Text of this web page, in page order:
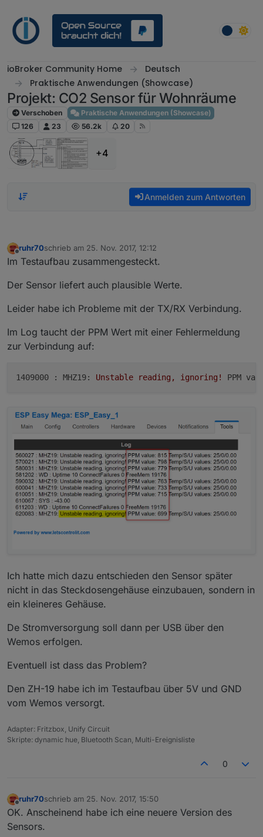
ioBroker Community Home
Deutsch
Praktische Anwendungen (Showcase)
Projekt: CO2 Sensor für Wohnräume
Verschoben
Praktische Anwendungen (Showcase)
126
23 56.2k 20
+4
Anmelden zum Antworten
Offline
ruhr70schrieb am 25. Nov. 2017, 12:12
zuletzt editiert von
Im Testaufbau zusammengesteckt.
Der Sensor liefert auch plausible Werte.
Leider habe ich Probleme mit der TX/RX Verbindung.
Im Log taucht der PPM Wert mit einer Fehlermeldung
zur Verbindung auf:
1409000 : MHZ19: Unstable reading, ignoring! PPM
Ich hatte mich dazu entschieden den Sensor später
nicht in das Steckdosengehäuse einzubauen, sondern in
ein kleineres Gehäuse.
De Stromversorgung soll dann per USB über den
Wemos erfolgen.
Eventuell ist dass das Problem?
Den ZH-19 habe ich im Testaufbau über 5V und GND
vom Wemos versorgt.
Adapter: Fritzbox, Unify Circuit
Skripte: dynamic hue, Bluetooth Scan, Multi-Ereignisliste
0
Offline
ruhr70schrieb am 25. Nov. 2017, 15:50
zuletzt editiert von
OK. Anscheinend habe ich eine neuere Version des
Sensors.